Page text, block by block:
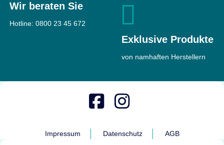
Wir beraten Sie
Hotline: 0800 23 45 672
Exklusive Produkte
von namhaften Herstellern
Impressum Datenschutz AGB